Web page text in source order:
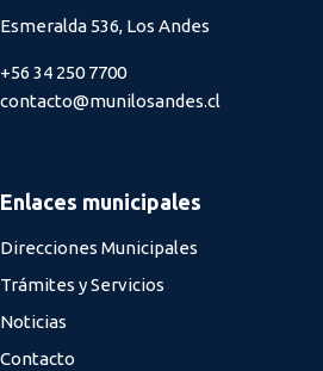
Esmeralda 536, Los Andes
+56 34 250 7700
contacto@munilosandes.cl
Enlaces municipales
Direcciones Municipales
Trámites y Servicios
Noticias
Contacto